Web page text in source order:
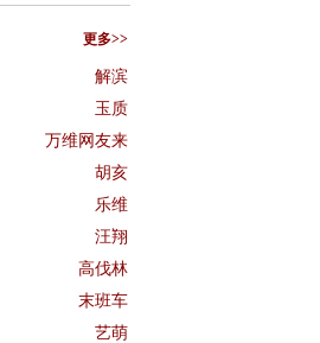
更多>>
解滨
玉质
万维网友来
胡亥
乐维
汪翔
高伐林
末班车
艺萌